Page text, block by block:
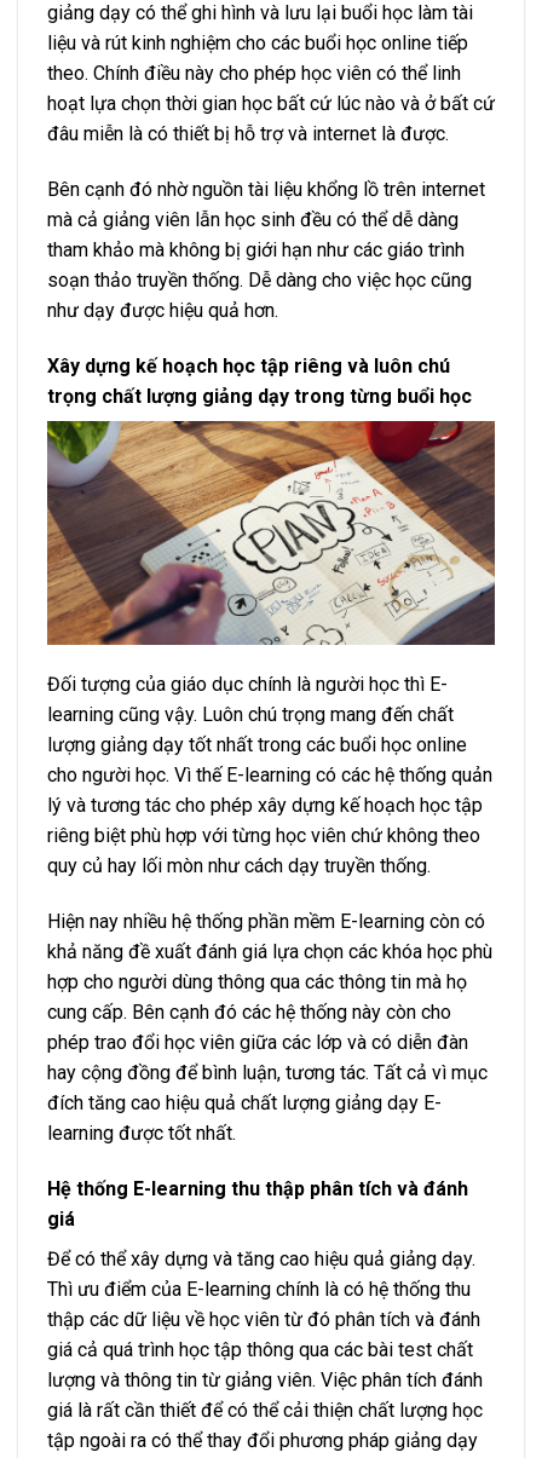
giảng dạy có thể ghi hình và lưu lại buổi học làm tài
liệu và rút kinh nghiệm cho các buổi học online tiếp
theo. Chính điều này cho phép học viên có thể linh
hoạt lựa chọn thời gian học bất cứ lúc nào và ở bất cứ
đâu miễn là có thiết bị hỗ trợ và internet là được.
Bên cạnh đó nhờ nguồn tài liệu khổng lồ trên internet
mà cả giảng viên lẫn học sinh đều có thể dễ dàng
tham khảo mà không bị giới hạn như các giáo trình
soạn thảo truyền thống. Dễ dàng cho việc học cũng
như dạy được hiệu quả hơn.
Xây dựng kế hoạch học tập riêng và luôn chú
trọng chất lượng giảng dạy trong từng buổi học
Đối tượng của giáo dục chính là người học thì E-
learning cũng vậy. Luôn chú trọng mang đến chất
lượng giảng dạy tốt nhất trong các buổi học online
cho người học. Vì thế E-learning có các hệ thống quản
lý và tương tác cho phép xây dựng kế hoạch học tập
riêng biệt phù hợp với từng học viên chứ không theo
quy củ hay lối mòn như cách dạy truyền thống.
Hiện nay nhiều hệ thống phần mềm E-learning còn có
khả năng đề xuất đánh giá lựa chọn các khóa học phù
hợp cho người dùng thông qua các thông tin mà họ
cung cấp. Bên cạnh đó các hệ thống này còn cho
phép trao đổi học viên giữa các lớp và có diễn đàn
hay cộng đồng để bình luận, tương tác. Tất cả vì mục
đích tăng cao hiệu quả chất lượng giảng dạy E-
learning được tốt nhất.
Hệ thống E-learning thu thập phân tích và đánh
giá
Để có thể xây dựng và tăng cao hiệu quả giảng dạy.
Thì ưu điểm của E-learning chính là có hệ thống thu
thập các dữ liệu về học viên từ đó phân tích và đánh
giá cả quá trình học tập thông qua các bài test chất
lượng và thông tin từ giảng viên. Việc phân tích đánh
giá là rất cần thiết để có thể cải thiện chất lượng học
tập ngoài ra có thể thay đổi phương pháp giảng dạy